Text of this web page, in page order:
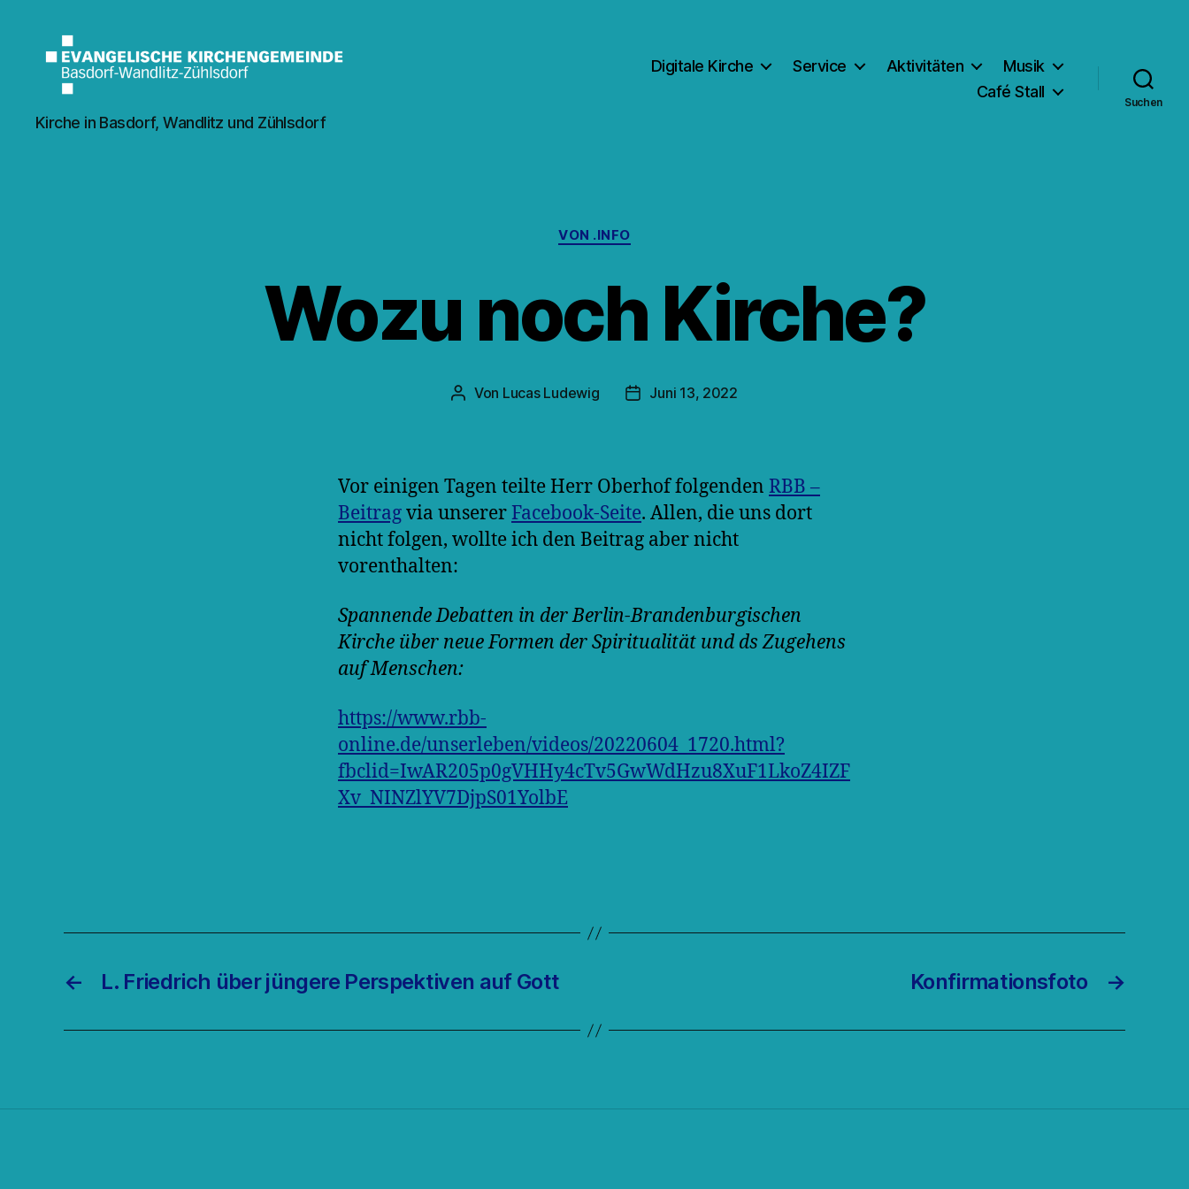
Kirche
Wandlitz
Kirche in Basdorf, Wandlitz und Zühlsdorf
Digitale Kirche Service Aktivitäten
Musik
Café Stall
Suchen
Kategorien
VON .INFO
Wozu noch Kirche?
Beitragsautor
Von Lucas Ludewig Veröffentlichungsdatum
Juni 13, 2022
Vor einigen Tagen teilte Herr Oberhof folgenden RBB –
Beitragvia unsererFacebook-Seite. Allen, die uns dort
nicht folgen, wollte ich den Beitrag aber nicht
vorenthalten:
Spannende Debatten in der Berlin-Brandenburgischen
Kirche über neue Formen der Spiritualität und ds Zugehens
auf Menschen:
https://www.rbb-
online.de/unserleben/videos/20220604_1720.html?
fbclid=IwAR205p0gVHHy4cTv5GwWdHzu8XuF1LkoZ4IZF
Xv_NINZlYV7DjpS01YolbE
← L. Friedrich über jüngere Perspektiven auf Gott →
Konfirmationsfoto